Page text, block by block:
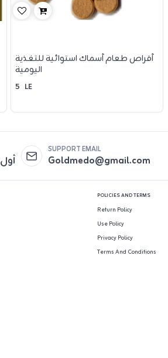
أقراص طعام أسماك استوائية للتغذية
اليومية
5 LE
SUPPORT EMAIL
Goldmedo@gmail.com
POLICIES AND TERMS
Return Policy
Use Policy
Privacy Policy
Terms And Conditions